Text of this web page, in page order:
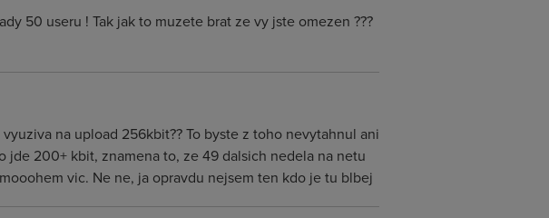
50 useru ! Tak jak to muzete brat ze vy jste omezen ???
na upload 256kbit?? To byste z toho nevytahnul ani
200+ kbit, znamena to, ze 49 dalsich nedela na netu
vic. Ne ne, ja opravdu nejsem ten kdo je tu blbej